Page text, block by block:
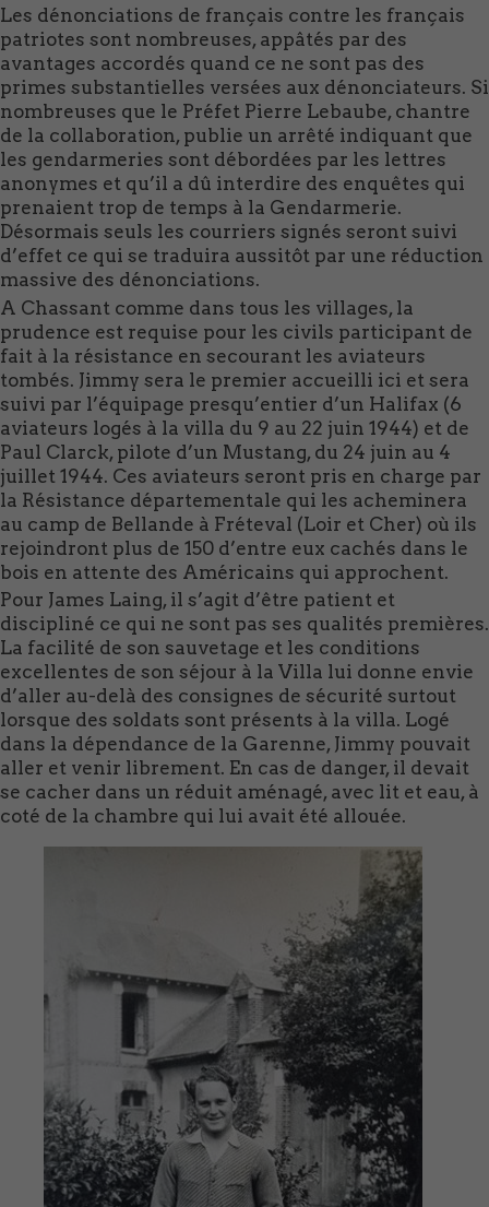
Les dénonciations de français contre les français
patriotes sont nombreuses, appâtés par des
avantages accordés quand ce ne sont pas des
primes substantielles versées aux dénonciateurs. Si
nombreuses que le Préfet Pierre Lebaube, chantre
de la collaboration, publie un arrêté indiquant que
les gendarmeries sont débordées par les lettres
anonymes et qu’il a dû interdire des enquêtes qui
prenaient trop de temps à la Gendarmerie.
Désormais seuls les courriers signés seront suivi
d’effet ce qui se traduira aussitôt par une réduction
massive des dénonciations.
A Chassant comme dans tous les villages, la
prudence est requise pour les civils participant de
fait à la résistance en secourant les aviateurs
tombés. Jimmy sera le premier accueilli ici et sera
suivi par l’équipage presqu’entier d’un Halifax (6
aviateurs logés à la villa du 9 au 22 juin 1944) et de
Paul Clarck, pilote d’un Mustang, du 24 juin au 4
juillet 1944. Ces aviateurs seront pris en charge par
la Résistance départementale qui les acheminera
au camp de Bellande à Fréteval (Loir et Cher) où ils
rejoindront plus de 150 d’entre eux cachés dans le
bois en attente des Américains qui approchent.
Pour James Laing, il s’agit d’être patient et
discipliné ce qui ne sont pas ses qualités premières.
La facilité de son sauvetage et les conditions
excellentes de son séjour à la Villa lui donne envie
d’aller au-delà des consignes de sécurité surtout
lorsque des soldats sont présents à la villa. Logé
dans la dépendance de la Garenne, Jimmy pouvait
aller et venir librement. En cas de danger, il devait
se cacher dans un réduit aménagé, avec lit et eau, à
coté de la chambre qui lui avait été allouée.